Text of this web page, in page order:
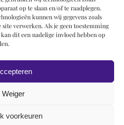
op te slaan en/of te raadplegen.
kunnen wij gegevens zoals
verwerken. Als je geen toestemming
dit een nadelige invloed hebben op
Weiger
voorkeuren